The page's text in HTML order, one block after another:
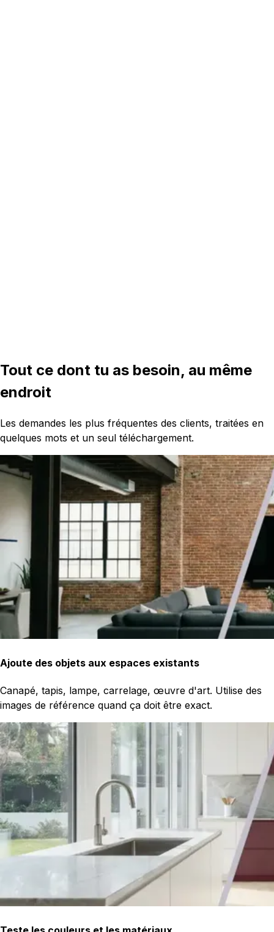
Tout ce dont tu as besoin, au même
endroit
Les demandes les plus fréquentes des clients, traitées en
quelques mots et un seul téléchargement.
Ajoute des objets aux espaces existants
Canapé, tapis, lampe, carrelage, œuvre d'art. Utilise des
images de référence quand ça doit être exact.